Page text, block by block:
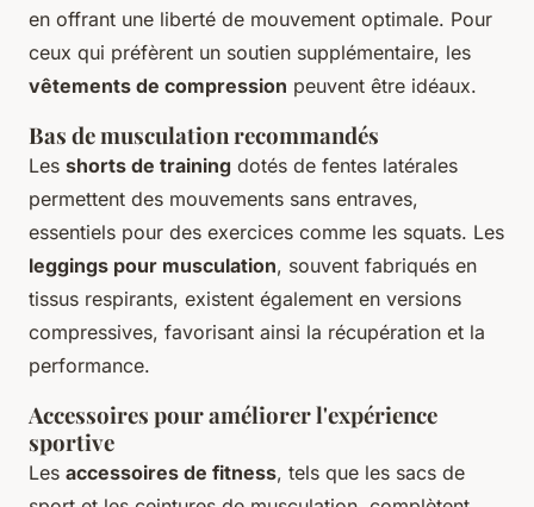
en offrant une liberté de mouvement optimale. Pour
ceux qui préfèrent un soutien supplémentaire, les
vêtements de compression peuvent être idéaux.
Bas de musculation recommandés
Les shorts de training dotés de fentes latérales
permettent des mouvements sans entraves,
essentiels pour des exercices comme les squats. Les
leggings pour musculation, souvent fabriqués en
tissus respirants, existent également en versions
compressives, favorisant ainsi la récupération et la
performance.
Accessoires pour améliorer l'expérience
sportive
Les accessoires de fitness, tels que les sacs de